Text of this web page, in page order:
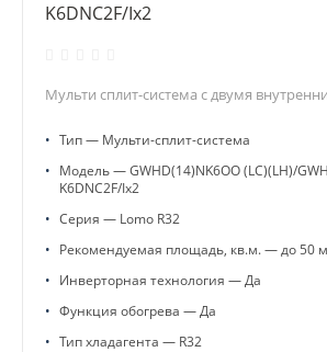
K6DNC2F/Ix2
Мульти сплит-система с двумя
• Тип — Мульти-сплит-система
• Модель — GWHD(14)NK6OO (LC)(LH)/
K6DNC2F/Ix2
• Серия — Lomo R32
• Рекомендуемая площадь, кв.м. — до 50
• Инверторная технология — Да
• Функция обогрева — Да
• Тип хладагента — R32